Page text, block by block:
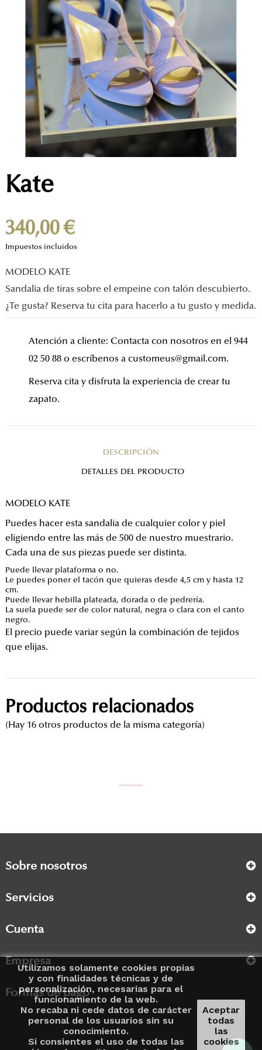
Utilizamos solamente cookies propias
y con finalidades técnicas y de
personalización, necesarias para el
funcionamiento de la web.
No recaba ni cede datos de carácter
personal de los usuarios sin su
conocimiento.
Si consientes el uso de todas las
Aceptar
todas
las
cookies
Kate
340,00 €
Impuestos incluidos
MODELO KATE
Sandalia de tiras sobre el empeine con talón descubierto.
¿Te gusta? Reserva tu cita para hacerlo a tu gusto y medida.
Atención a cliente: Contacta con nosotros en el 944
02 50 88 o escríbenos a customeus@gmail.com.
Reserva cita y disfruta la experiencia de crear tu
zapato.
DESCRIPCIÓN
DETALLES DEL PRODUCTO
MODELO KATE
Puedes hacer esta sandalia de cualquier color y piel
eligiendo entre las más de 500 de nuestro muestrario.
Cada una de sus piezas puede ser distinta.
Puede llevar plataforma o no.
Le puedes poner el tacón que quieras desde 4,5 cm y hasta 12
cm.
Puede llevar hebilla plateada, dorada o de pedrería.
La suela puede ser de color natural, negra o clara con el canto
negro.
El precio puede variar según la combinación de tejidos
que elijas.
Productos relacionados
(Hay 16 otros productos de la misma categoría)
Sobre nosotros
Servicios
Cuenta
Empresa
Formas de pago